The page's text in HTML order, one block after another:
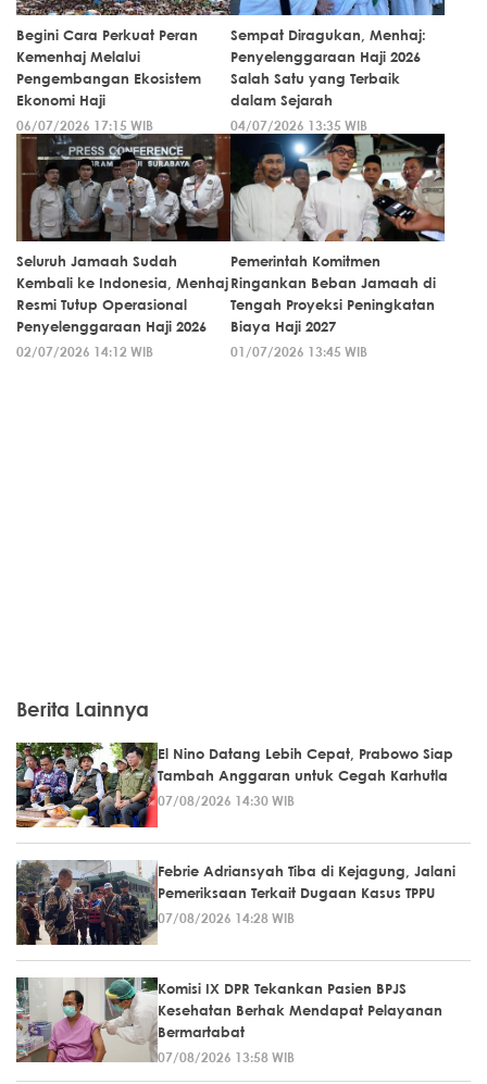
Begini Cara Perkuat Peran
Kemenhaj Melalui
Pengembangan Ekosistem
Ekonomi Haji
06/07/2026 17:15 WIB
Sempat Diragukan, Menhaj:
Penyelenggaraan Haji 2026
Salah Satu yang Terbaik
dalam Sejarah
04/07/2026 13:35 WIB
Seluruh Jamaah Sudah
Kembali ke Indonesia, Menhaj
Resmi Tutup Operasional
Penyelenggaraan Haji 2026
02/07/2026 14:12 WIB
Pemerintah Komitmen
Ringankan Beban Jamaah di
Tengah Proyeksi Peningkatan
Biaya Haji 2027
01/07/2026 13:45 WIB
Berita Lainnya
El Nino Datang Lebih Cepat, Prabowo Siap
Tambah Anggaran untuk Cegah Karhutla
07/08/2026 14:30 WIB
Febrie Adriansyah Tiba di Kejagung, Jalani
Pemeriksaan Terkait Dugaan Kasus TPPU
07/08/2026 14:28 WIB
Komisi IX DPR Tekankan Pasien BPJS
Kesehatan Berhak Mendapat Pelayanan
Bermartabat
07/08/2026 13:58 WIB